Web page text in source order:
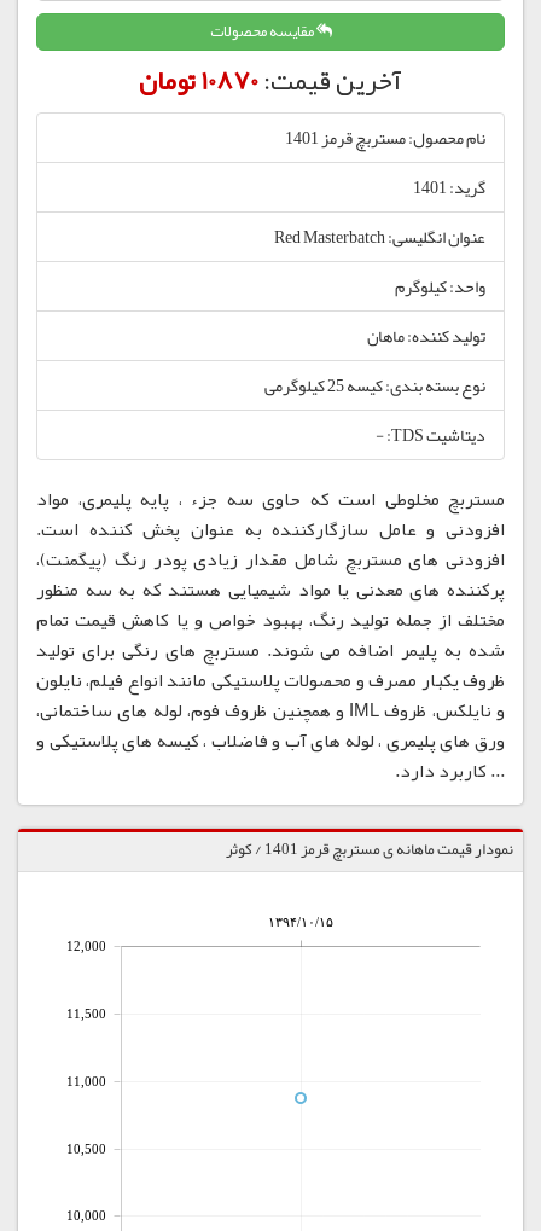
مقایسه محصولات
آخرین قیمت:10870 تومان
نام محصول: مستربچ قرمز 1401
گرید: 1401
عنوان انگلیسی: Red Masterbatch
واحد: کیلوگرم
تولید کننده: ماهان
نوع بسته بندی: کیسه 25 کیلوگرمی
دیتاشیت TDS: -
مستربچ مخلوطی است که حاوی سه جزء ، پایه پلیمری، مواد
افزودنی و عامل سازگارکننده به عنوان پخش کننده است.
افزودنی های مستربچ شامل مقدار زیادی پودر رنگ (پیگمنت)،
پرکننده های معدنی یا مواد شیمیایی هستند که به سه منظور
مختلف از جمله تولید رنگ، بهبود خواص و یا کاهش قیمت تمام
شده به پلیمر اضافه می شوند. مستربچ های رنگی برای تولید
ظروف یکبار مصرف و محصولات پلاستیکی مانند انواع فیلم، نایلون
و نایلکس، ظروف IML و همچنین ظروف فوم، لوله های ساختمانی،
ورق های پلیمری ، لوله های آب و فاضلاب ، کیسه های پلاستیکی و
... کاربرد دارد.
نمودار قیمت ماهانه ی مستربچ قرمز 1401 / کوثر
۱۳۹۴/۱۰/۱۵
10,000
10,500
11,000
11,500
12,000